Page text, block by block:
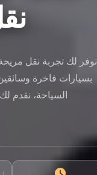
نوفر لك تجربة نقل
بسيارات فاخرة
السياحة، نقدم